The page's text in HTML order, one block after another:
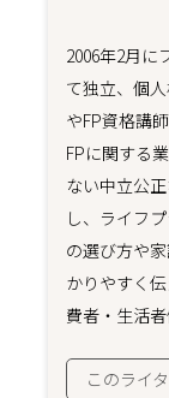
2006年2月に
て独立、個
やFP資格講
FPに関する
ない中立公
し、ライフ
の選び方や
かりやすく
費者・生活
このライ